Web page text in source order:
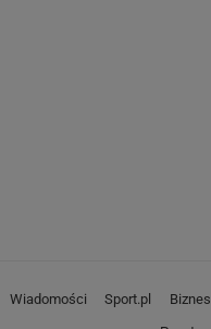
Wiadomości Sport.pl Biznes